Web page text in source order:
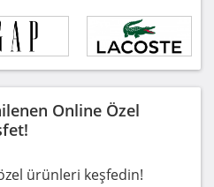
Online Özel
ürünleri keşfedin!